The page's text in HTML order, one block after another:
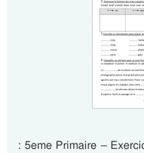
: 5eme Primaire –